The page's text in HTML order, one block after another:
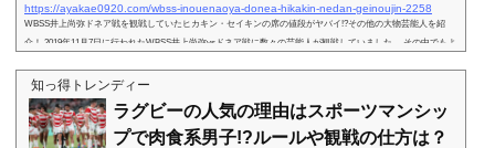
https://ayakae0920.com/wbss-inouenaoya-donea-hikakin-nedan-geinoujin-2258
WBSS井上尚弥ドネア戦を観戦していたヒカキン・セイキンの席の値段がヤバイ!?その他の大物芸能人を紹
介！ 2019年11月7日に行われたWBSS井上尚弥vsドネア戦に数々の芸能人が観戦していました。 その中でもよ
か？ そのほかにも大物芸能人が観戦されていました。その大物芸能人は一体誰なんでしょうか？ ぜひご覧下
さい！スポンサーリンク (adsbygoogle = window.adsbygoogle || ).push({});WBSS井上尚...
知っ得トレンディー
ラグビーの人気の理由はスポーツマンシッ
プで肉食系男子!?ルールや観戦の仕方は？